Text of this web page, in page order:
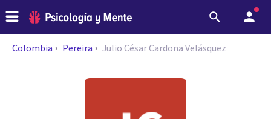
Colombia Pereira Julio César Cardona Velásquez